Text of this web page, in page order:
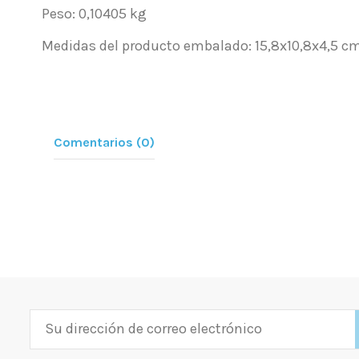
Peso: 0,10405 kg
Medidas del producto embalado: 15,8x10,8x4,5
Comentarios (0)